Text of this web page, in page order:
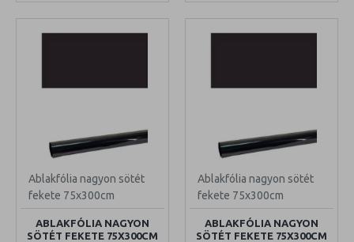
Ablakfólia nagyon sötét
fekete 75x300cm
ABLAKFÓLIA NAGYON
SÖTÉT FEKETE 75X300CM
Ablakfólia nagyon sötét
fekete 75x300cm
ABLAKFÓLIA NAGYON
SÖTÉT FEKETE 75X300CM